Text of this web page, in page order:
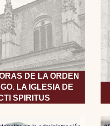
DE LA ORDEN
LA IGLESIA DE
SPIRITUS